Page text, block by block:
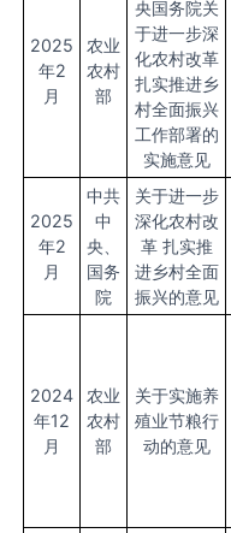
2025
年2
月
农业
农村
部
央国务院关
于进一步深
化农村改革
扎实推进乡
村全面振兴
工作部署的
实施意见
2025
年2
月
中共
中
央、
国务
院
关于进一步
深化农村改
革 扎实推
进乡村全面
振兴的意见
2024
年12
月
农业
农村
部
关于实施养
殖业节粮行
动的意见